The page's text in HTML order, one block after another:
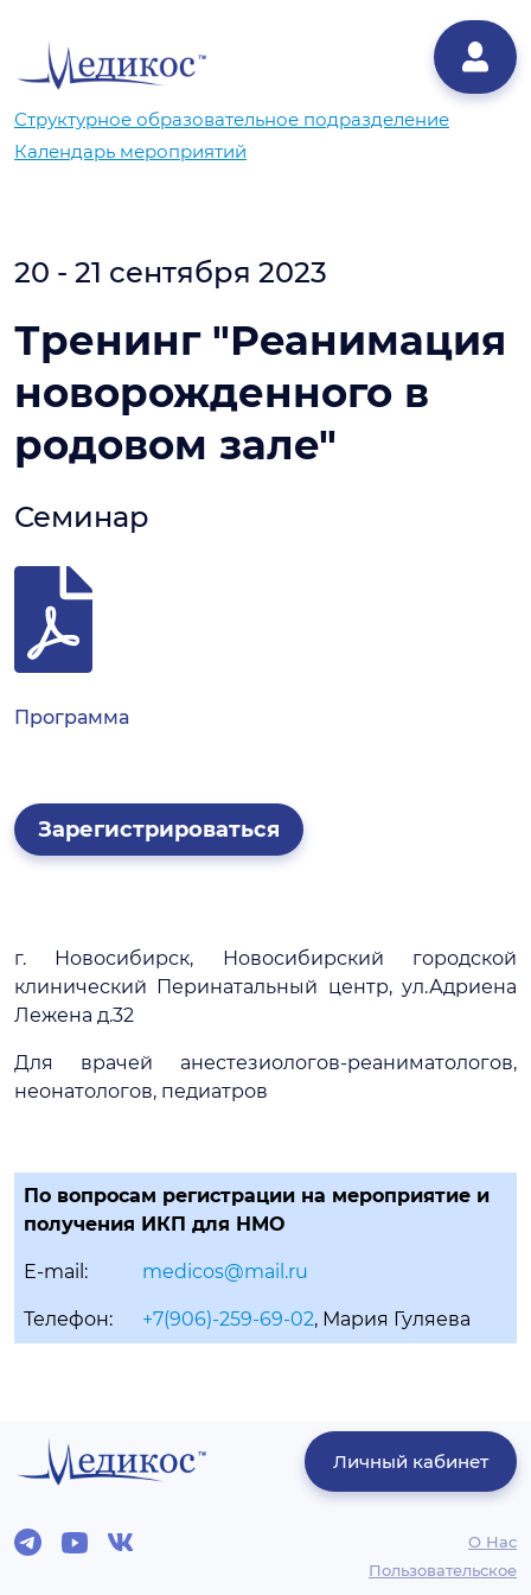
Структурное образовательное подразделение
Календарь мероприятий
20 - 21 сентября 2023
Тренинг "Реанимация
новорожденного в
родовом зале"
Семинар
Программа
Зарегистрироваться
г. Новосибирск, Новосибирский городской
клинический Перинатальный центр, ул.Адриена
Лежена д.32
Для врачей анестезиологов-реаниматологов,
неонатологов, педиатров
По вопросам регистрации на мероприятие и
получения ИКП для НМО
E-mail: medicos@mail.ru
Телефон: +7(906)-259-69-02, Мария Гуляева
Личный кабинет
О Нас
Пользовательское